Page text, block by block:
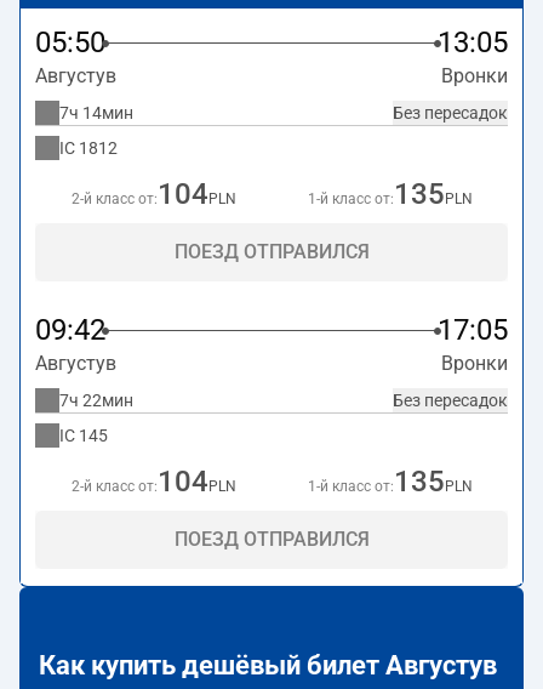
05:50 13:05
Августув Вронки
Без пересадок
7ч 14мин
IC 1812
2-й класс от: 104 PLN 1-й класс от: 135 PLN
ПОЕЗД ОТПРАВИЛСЯ
09:42 17:05
Августув Вронки
Без пересадок
7ч 22мин
IC 145
2-й класс от: 104 PLN 1-й класс от: 135 PLN
ПОЕЗД ОТПРАВИЛСЯ
Как купить дешёвый билет Августув